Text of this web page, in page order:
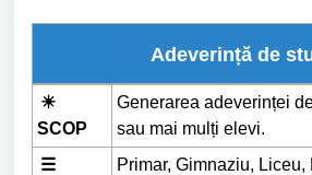
Adeverință de
☀
SCOP
Generarea adeverinței
sau mai mulți elevi.
☰
Primar, Gimnaziu, Liceu,